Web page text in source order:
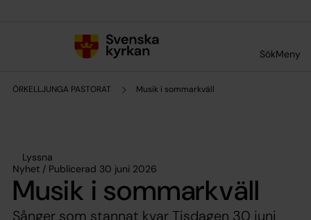
SökMeny
ÖRKELLJUNGA PASTORAT Musik i sommarkväll
Lyssna
Nyhet / Publicerad 30 juni 2026
Musik i sommarkväll
Sånger som stannat kvar Tisdagen 30 juni